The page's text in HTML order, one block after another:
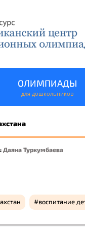
ОЛИМПИАДЫ
для дошкольников
Даяна Туркумбаева
воспитание